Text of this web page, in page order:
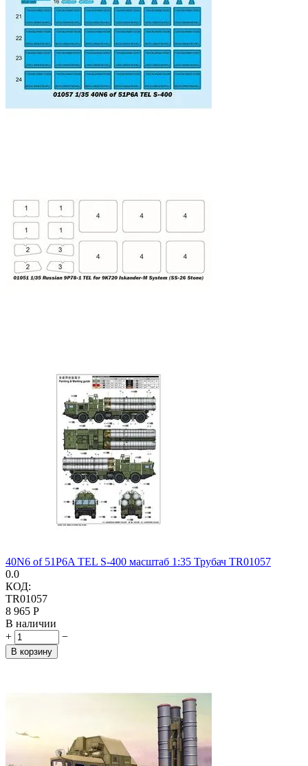
40N6 of 51P6A TEL S-400 масштаб 1:35 Трубач TR01057
0.0
КОД:
TR01057
8 965 Р
В наличии
+
−
В корзину